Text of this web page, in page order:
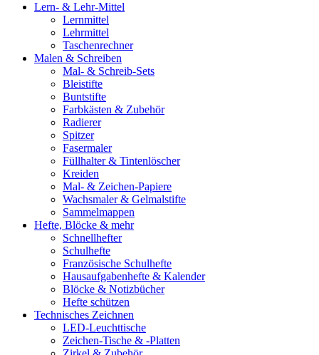
Lern- & Lehr-Mittel
Lernmittel
Lehrmittel
Taschenrechner
Malen & Schreiben
Mal- & Schreib-Sets
Bleistifte
Buntstifte
Farbkästen & Zubehör
Radierer
Spitzer
Fasermaler
Füllhalter & Tintenlöscher
Kreiden
Mal- & Zeichen-Papiere
Wachsmaler & Gelmalstifte
Sammelmappen
Hefte, Blöcke & mehr
Schnellhefter
Schulhefte
Französische Schulhefte
Hausaufgabenhefte & Kalender
Blöcke & Notizbücher
Hefte schützen
Technisches Zeichnen
LED-Leuchttische
Zeichen-Tische & -Platten